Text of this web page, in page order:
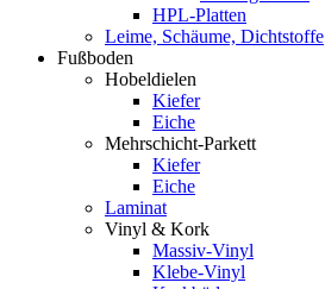
HPL-Platten
Leime, Schäume, Dichtstoffe
Fußboden
Hobeldielen
Kiefer
Eiche
Mehrschicht-Parkett
Kiefer
Eiche
Laminat
Vinyl & Kork
Massiv-Vinyl
Klebe-Vinyl